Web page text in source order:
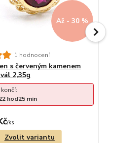
Až - 30 %
1 hodnocení
s červeným kamenem
2,35g
/ks
hod25 min
Zvolit variantu